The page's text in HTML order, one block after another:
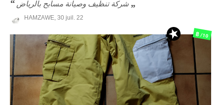
شركة تنظيف وصيانة مسابح بالرياض
HAMZAWE, 30 juil. 22
8/10